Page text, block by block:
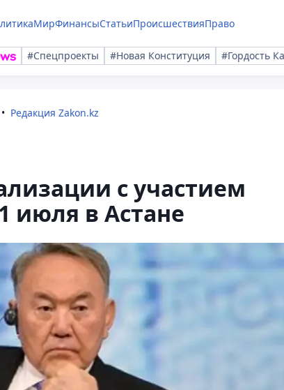
МирФинансыСтатьиПроисшествияПраво
#Спецпроекты #Новая Конституция #Гордость
Редакция Zakon.kz
с участием
июля в Астане